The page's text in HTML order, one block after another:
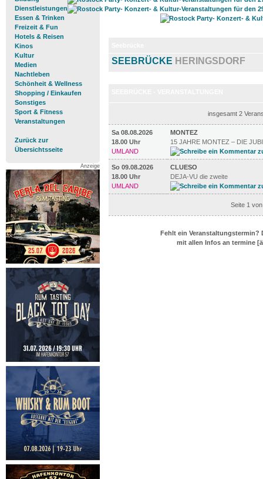
Dienstleistungen
Essen & Trinken
Freizeit & Fun
Hotels & Reisen
Kinos
Kultur
Medien
Nachtleben
Schönheit & Wellness
Shopping / Einkaufen
Sonstiges
Sport & Fitness
Veranstaltungen
Zurück zur
Übersichtsseite
Anzeige
SEEBRÜCKE HERINGSDORF
insgesamt 2
Sa 08.08.2026
18.00 Uhr
UMLAND
MONTEZ
15 JAHRE MONTEZ – DIE
So 09.08.2026
18.00 Uhr
UMLAND
CLUESO
DEJA-VU die zweite
Seite 1
Fehlt ein Veranstaltungstermin?
mit allen Infos an termine